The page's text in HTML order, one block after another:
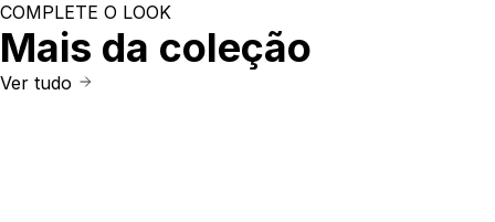
COMPLETE O LOOK
Mais da coleção
Ver tudo